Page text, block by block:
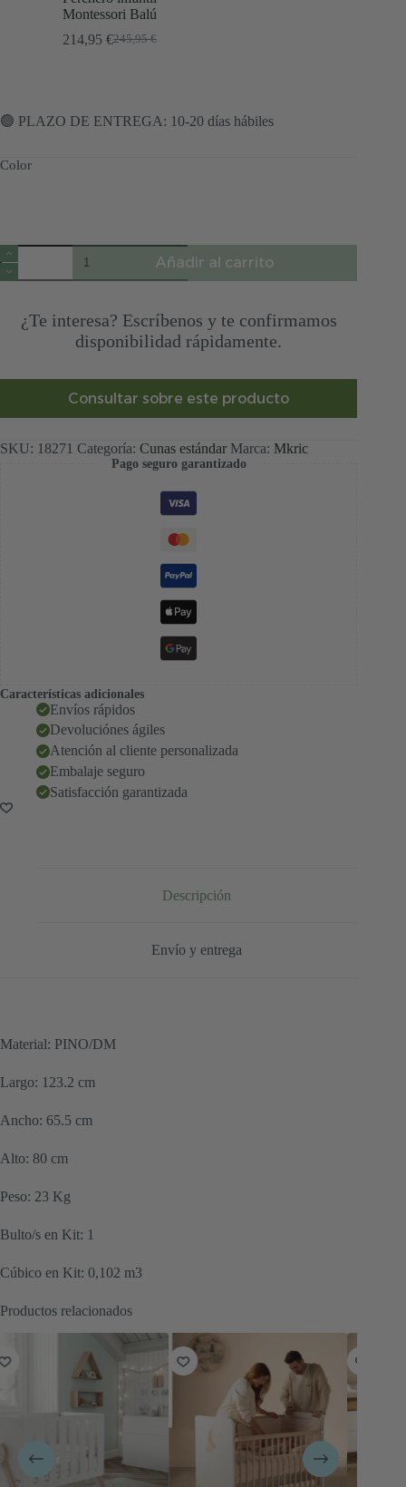
Montessori Balú
245,95€
El
214,95€El
🟢 PLAZO DE ENTREGA: 10-20 días hábiles
Color
Cuna
Balú
cantidad
Añadir al carrito
¿Te interesa? Escríbenos y te confirmamos
disponibilidad rápidamente.
Consultar sobre este producto
SKU: 18271 Categoría: Cunas estándar Marca: Mkric
Pago seguro garantizado
Características adicionales
Envíos rápidos
Devoluciónes ágiles
Atención al cliente personalizada
Embalaje seguro
Satisfacción garantizada
Descripción
Envío y entrega
Material: PINO/DM
Largo: 123.2 cm
Ancho: 65.5 cm
Alto: 80 cm
Peso: 23 Kg
Bulto/s en Kit: 1
Cúbico en Kit: 0,102 m3
Productos relacionados